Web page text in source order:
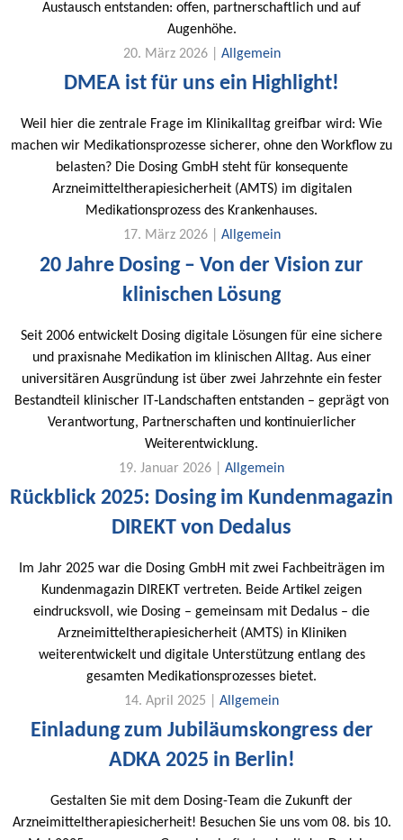
Austausch entstanden: offen, partnerschaftlich und auf
Augenhöhe.
20. März 2026 | Allgemein
DMEA ist für uns ein Highlight!
Weil hier die zentrale Frage im Klinikalltag greifbar wird: Wie
machen wir Medikationsprozesse sicherer, ohne den Workflow zu
belasten? Die Dosing GmbH steht für konsequente
Arzneimitteltherapiesicherheit (AMTS) im digitalen
Medikationsprozess des Krankenhauses.
17. März 2026 | Allgemein
20 Jahre Dosing – Von der Vision zur
klinischen Lösung
Seit 2006 entwickelt Dosing digitale Lösungen für eine sichere
und praxisnahe Medikation im klinischen Alltag. Aus einer
universitären Ausgründung ist über zwei Jahrzehnte ein fester
Bestandteil klinischer IT‑Landschaften entstanden – geprägt von
Verantwortung, Partnerschaften und kontinuierlicher
Weiterentwicklung.
19. Januar 2026 | Allgemein
Rückblick 2025: Dosing im Kundenmagazin
DIREKT von Dedalus
Im Jahr 2025 war die Dosing GmbH mit zwei Fachbeiträgen im
Kundenmagazin DIREKT vertreten. Beide Artikel zeigen
eindrucksvoll, wie Dosing – gemeinsam mit Dedalus – die
Arzneimitteltherapiesicherheit (AMTS) in Kliniken
weiterentwickelt und digitale Unterstützung entlang des
gesamten Medikationsprozesses bietet.
14. April 2025 | Allgemein
Einladung zum Jubiläumskongress der
ADKA 2025 in Berlin!
Gestalten Sie mit dem Dosing-Team die Zukunft der
Arzneimitteltherapiesicherheit! Besuchen Sie uns vom 08. bis 10.